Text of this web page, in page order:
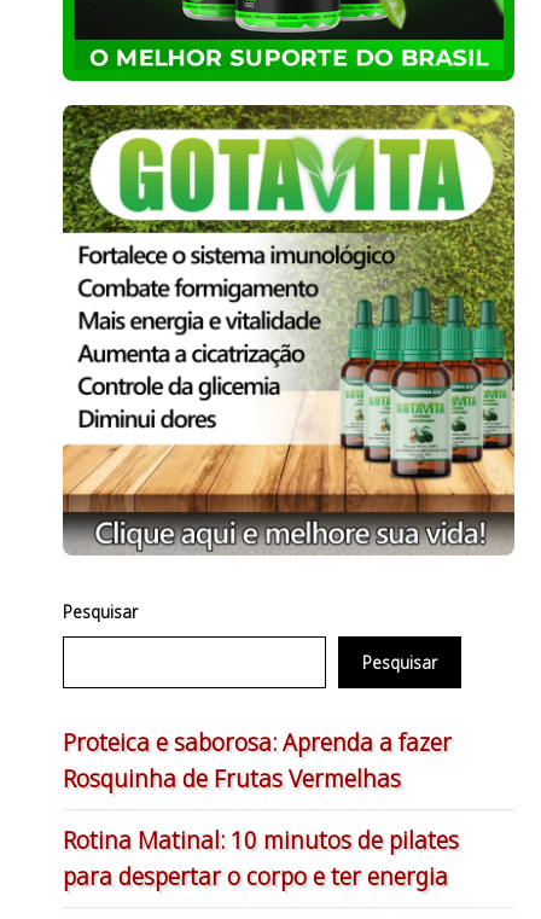
Pesquisar
Pesquisar
Proteica e saborosa: Aprenda a fazer
Rosquinha de Frutas Vermelhas
Rotina Matinal: 10 minutos de pilates
para despertar o corpo e ter energia